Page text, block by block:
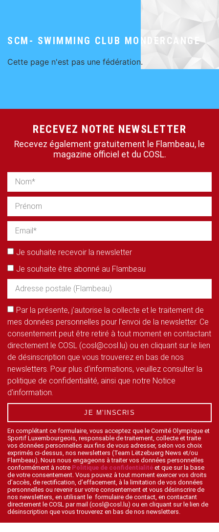
SCM- SWIMMING CLUB MONDERCANGE
Cette page n'est pas une fédération.
RECEVEZ NOTRE NEWSLETTER
Recevez également gratuitement le Flambeau, le
magazine officiel et du COSL.
Je souhaite recevoir la newsletter
Je souhaite être abonné au Flambeau
Par la présente, j'autorise la collecte et le traitement de
mes données personnelles pour l'envoi de la newsletter. Ce
consentement peut être retiré à tout moment en contactant
directement le COSL (cosl@cosl.lu) ou en cliquant sur le lien
de désinscription que vous trouverez en bas de nos
newsletters. Pour plus d'informations, veuillez consulter la
politique de confidentialité, ainsi que notre Notice
d'information.
JE M'INSCRIS
En complétant ce formulaire, vous acceptez que le Comité Olympique et
Sportif Luxembourgeois, responsable de traitement, collecte et traite
vos données personnelles aux fins de vous adresser, selon vos choix
exprimés ci-dessus, nos newsletters (Team Lëtzebuerg News et/ou
Flambeau). Nous nous engageons à traiter vos données personnelles
conformément à notre Politique de confidentialité et que sur la base
de votre consentement. Vous pouvez à tout moment exercer vos droits
d’accès, de rectification, d’effacement, à la limitation de vos données
personnelles ou revenir sur votre consentement et vous désinscrire de
nos newsletters, en utilisant le formulaire de contact, en contactant
directement le COSL par mail (cosl@cosl.lu) ou en cliquant sur le lien de
désinscription que vous trouverez en bas de nos newsletters.